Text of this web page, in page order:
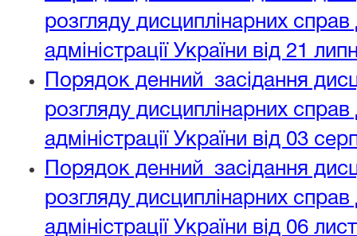
розгляду дисциплінарних
адміністрації України від 21
Порядок денний засідання
розгляду дисциплінарних
адміністрації України від 03
Порядок денний засідання
розгляду дисциплінарних
адміністрації України від 06